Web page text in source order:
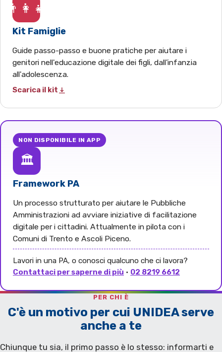
👨‍👩‍👧
Kit Famiglie
Guide passo-passo e buone pratiche per aiutare i
genitori nell'educazione digitale dei figli, dall'infanzia
all'adolescenza.
Scarica il kit
NON DISPONIBILE IN APP
🏛️
Framework PA
Un processo strutturato per aiutare le Pubbliche
Amministrazioni ad avviare iniziative di facilitazione
digitale per i cittadini. Attualmente in pilota con i
Comuni di Trento e Ascoli Piceno.
Lavori in una PA, o conosci qualcuno che ci lavora?
Contattaci per saperne di più · 02 8219 6612
PER CHI È
C'è un motivo per cui UNIDEA serve
anche a te
Chiunque tu sia, il primo passo è lo stesso: informarti e